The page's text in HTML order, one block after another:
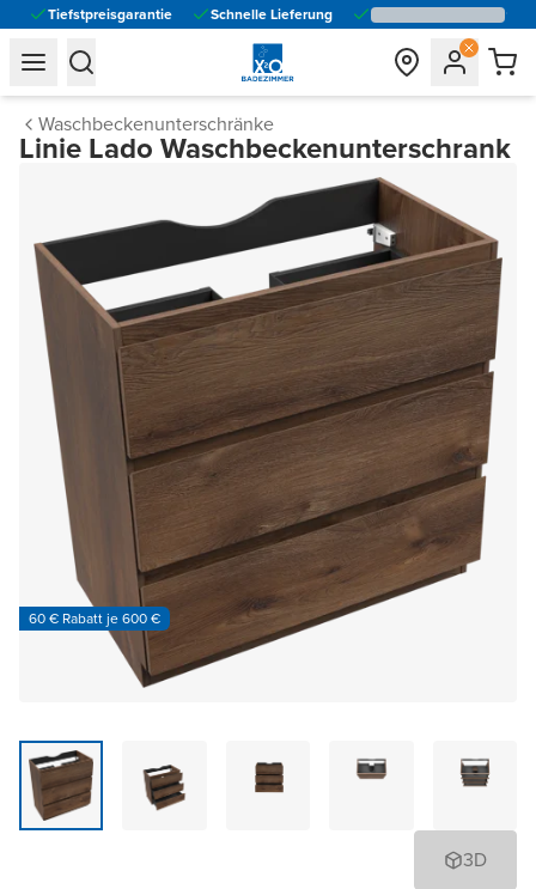
Tiefstpreisgarantie Schnelle Lieferung
general.navigation.toggle_menu.label
general.navigation.toggle_menu.label
Waschbeckenunterschränke
Linie Lado Waschbeckenunterschrank
60 € Rabatt je 600 €
3D